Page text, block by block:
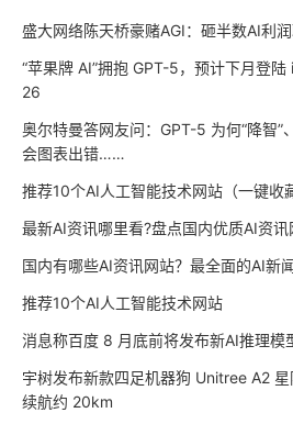
盛大网络陈天桥豪赌AGI：砸半数AI利
“苹果牌 AI”拥抱 GPT-5，预计下月登
26
奥尔特曼答网友问：GPT-5 为何“降智
会图表出错……
推荐10个AI人工智能技术网站（一键收
最新AI资讯哪里看?盘点国内优质AI资
国内有哪些AI资讯网站？最全面的AI新
推荐10个AI人工智能技术网站
消息称百度 8 月底前将发布新AI推理模
宇树发布新款四足机器狗 Unitree A2
续航约 20km